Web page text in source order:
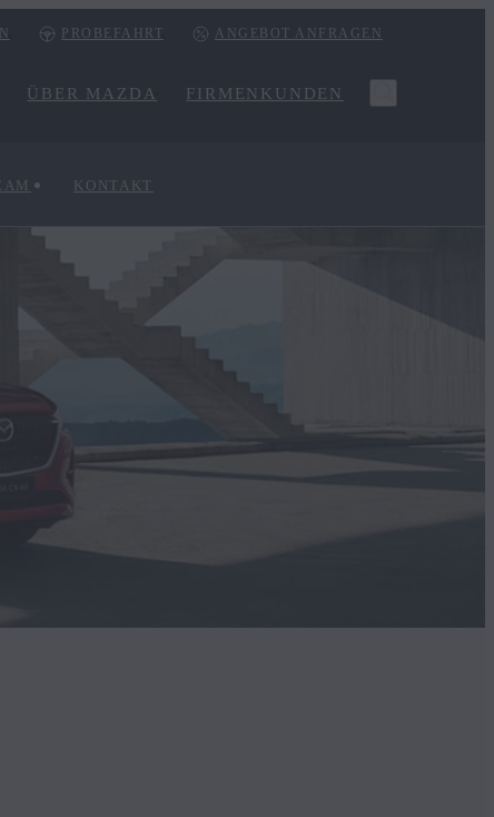
PROBEFAHRT ANGEBOT ANFRAGEN
ÜBER MAZDA FIRMENKUNDEN
KONTAKT